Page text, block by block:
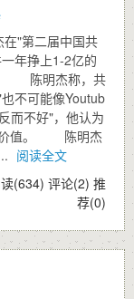
"第二届中国共
年挣上1-2亿的
。 陈明杰称，共
不可能像Youtub
而不好"，他认为
价值。 陈明杰
阅读全文
(634) 评论(2) 推
荐(0)